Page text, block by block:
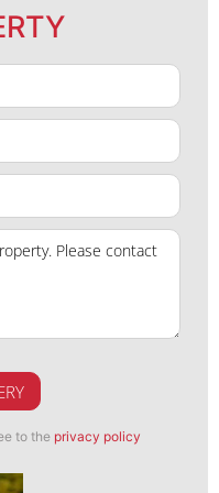
to the privacy policy